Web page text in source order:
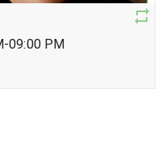
09:00 PM